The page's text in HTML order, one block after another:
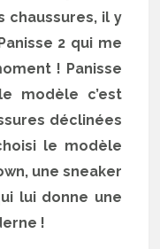
chaussures, il y
2 qui me
! Panisse
modèle c’est
déclinées
le modèle
une sneaker
lui donne une
!